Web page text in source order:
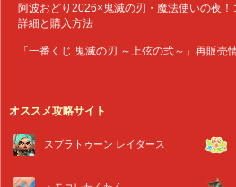
阿波おどり2026×鬼滅の刃・魔法使いの夜
詳細と購入方法
「一番くじ 鬼滅の刃 ～上弦の弐～」再販売
オススメ攻略サイト
スプラトゥーン レイダース